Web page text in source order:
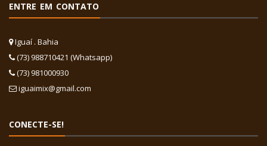
ENTRE EM CONTATO
Iguaí . Bahia
(73) 988710421 (Whatsapp)
(73) 981000930
iguaimix@gmail.com
CONECTE-SE!